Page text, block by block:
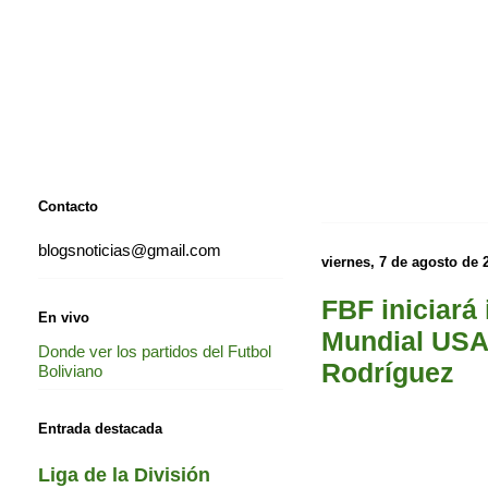
viernes, 7 de agosto de
FBF iniciará
Mundial
Rodríguez
Contacto
blogsnoticias@gmail.com
En vivo
Donde ver los partidos del Futbol
Boliviano
Entrada destacada
Liga de la División